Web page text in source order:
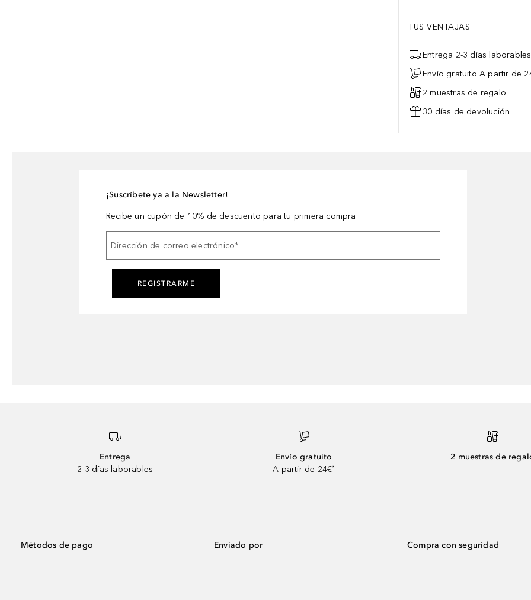
TUS VENTAJAS
Entrega 2-3 días laborables
Envío gratuito A partir de
2 muestras de regalo
30 días de devolución
¡Suscríbete ya a la Newsletter!
Recibe un cupón de 10% de descuento para tu primera compra
Dirección de correo electrónico*
REGISTRARME
Entrega
2-3 días laborables
Envío gratuito
A partir de 24€³
2 muestras de
Métodos de pago Enviado por Compra con seguridad